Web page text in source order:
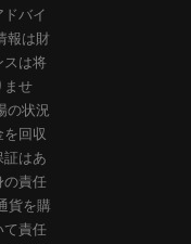
バイ
報は財
スは将
ませ
の状況
を回収
証はあ
の責任
貨を購
て責任